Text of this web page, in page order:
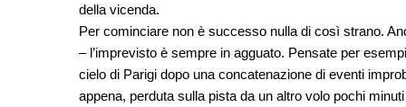
della vicenda.
Per cominciare non è successo nulla di così strano.
– l’imprevisto è sempre in agguato. Pensate per
cielo di Parigi dopo una concatenazione di eventi
appena, perduta sulla pista da un altro volo pochi